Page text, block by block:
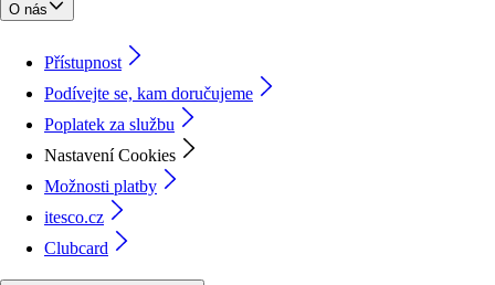
O nás
Přístupnost
Podívejte se, kam doručujeme
Poplatek za službu
Nastavení Cookies
Možnosti platby
itesco.cz
Clubcard